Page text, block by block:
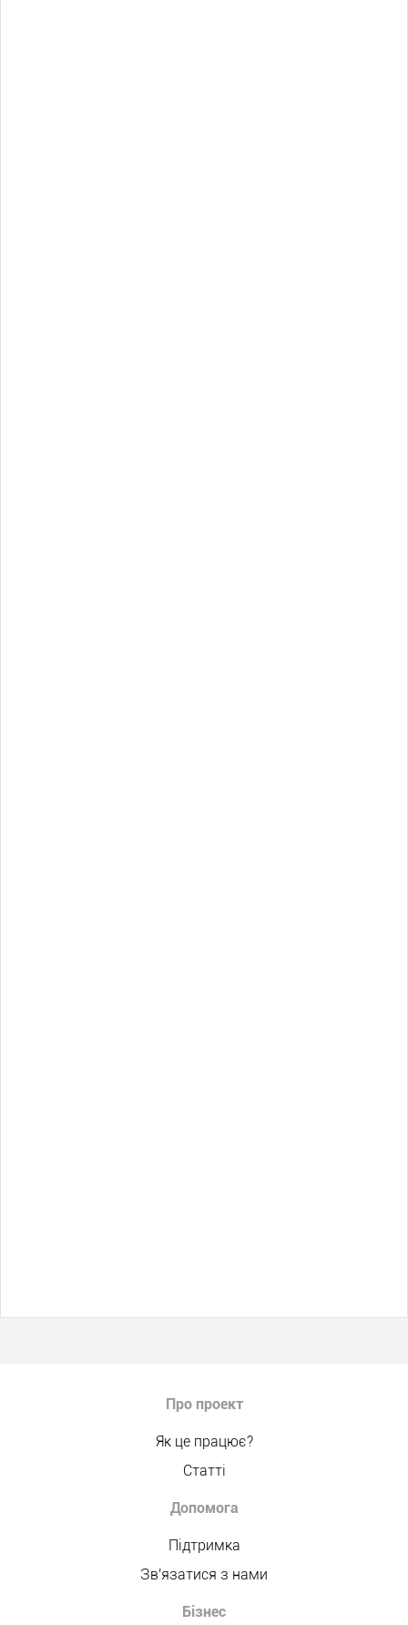
Про проект
Як це працює?
Статті
Допомога
Підтримка
Зв'язатися з нами
Бізнес